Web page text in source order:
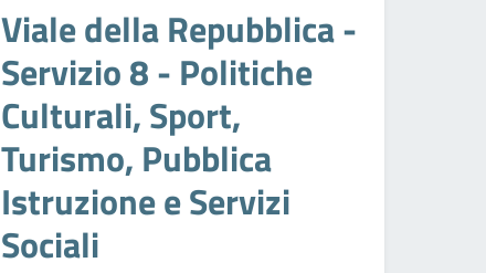
Viale della Repubblica -
Servizio 8 - Politiche
Culturali, Sport,
Turismo, Pubblica
Istruzione e Servizi
Sociali